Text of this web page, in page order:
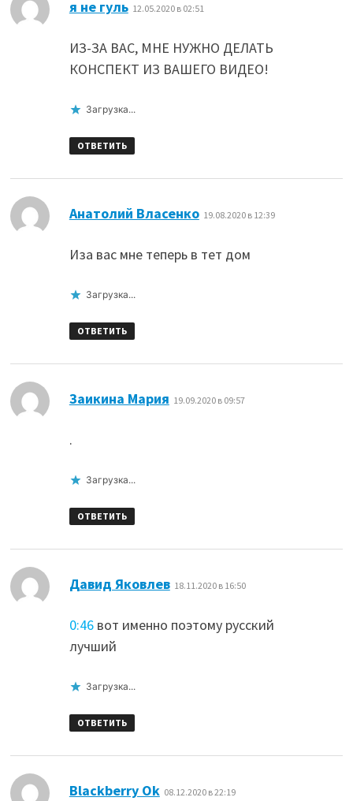
я не гуль 12.05.2020 в 02:51
ИЗ-ЗА ВАС, МНЕ НУЖНО ДЕЛАТЬ
КОНСПЕКТ ИЗ ВАШЕГО ВИДЕО!
Загрузка...
ОТВЕТИТЬ
Анатолий Власенко: 19.08.2020 в 12:39
Иза вас мне теперь в тет дом
Загрузка...
ОТВЕТИТЬ
Заикина Мария 19.09.2020 в 09:57
.
Загрузка...
ОТВЕТИТЬ
Давид Яковлев: 18.11.2020 в 16:50
0:46вот именно поэтому русский
лучший
Загрузка...
ОТВЕТИТЬ
Blackberry Ok: 08.12.2020 в 22:19